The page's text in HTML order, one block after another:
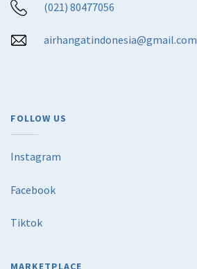
(021) 80477056
airhangatindonesia@gmail.com
FOLLOW US
Instagram
Facebook
Tiktok